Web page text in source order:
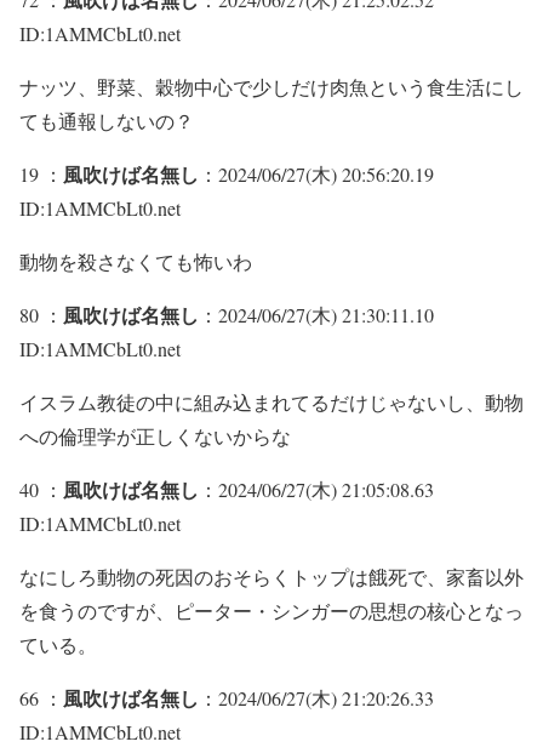
ID:1AMMCbLt0.net
ナッツ、野菜、穀物中心で少しだけ肉魚という食生活にし
ても通報しないの？
19 ： 風吹けば名無し ：2024/06/27(木) 20:56:20.19
ID:1AMMCbLt0.net
動物を殺さなくても怖いわ
80 ： 風吹けば名無し ：2024/06/27(木) 21:30:11.10
ID:1AMMCbLt0.net
イスラム教徒の中に組み込まれてるだけじゃないし、動物
への倫理学が正しくないからな
40 ： 風吹けば名無し ：2024/06/27(木) 21:05:08.63
ID:1AMMCbLt0.net
なにしろ動物の死因のおそらくトップは餓死で、家畜以外
を食うのですが、ピーター・シンガーの思想の核心となっ
ている。
66 ： 風吹けば名無し ：2024/06/27(木) 21:20:26.33
ID:1AMMCbLt0.net